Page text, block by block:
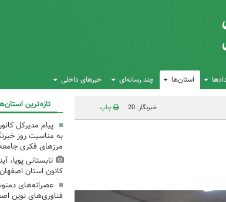
استان‌ها چند رسانه‌ای خبرهای داخلی
خبرنگار: 20 چاپ تازه‌ترین
پیام مدیرکل
به مناسبت روز
مرزهای فکری
تابستانی پویا،
کانون استان
عصرانه‌های
فناوری‌های نوین